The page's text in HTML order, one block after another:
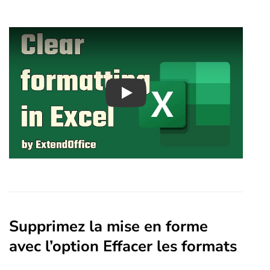
Play
Supprimez la mise en forme
avec l’option Effacer les formats